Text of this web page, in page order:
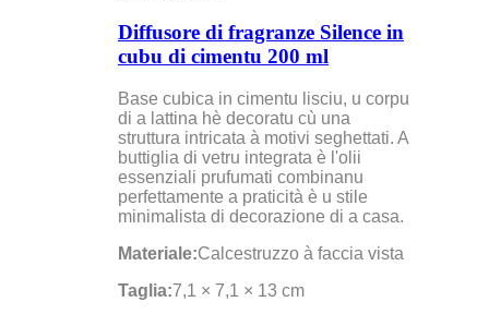
Diffusore di fragranze Silence in
cubu di cimentu 200 ml
Base cubica in cimentu lisciu, u corpu
di a lattina hè decoratu cù una
struttura intricata à motivi seghettati. A
buttiglia di vetru integrata è l'olii
essenziali prufumati combinanu
perfettamente a praticità è u stile
minimalista di decorazione di a casa.
Materiale:Calcestruzzo à faccia vista
Taglia:7,1 × 7,1 × 13 cm